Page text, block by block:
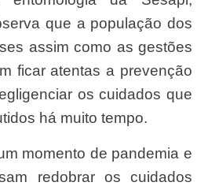
que a população dos
assim como as gestões
ficar atentas a prevenção
os cuidados que
há muito tempo.
redobrar os cuidados